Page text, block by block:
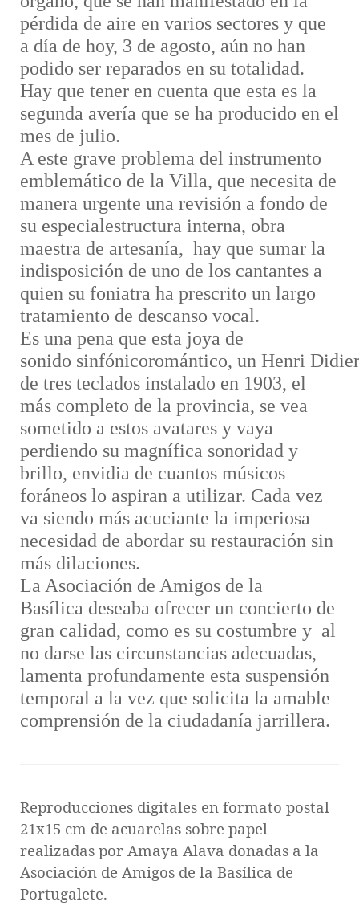
pérdida de aire en varios sectores y que
a día de hoy, 3 de agosto, aún no han
podido ser reparados en su totalidad.
Hay que tener en cuenta que esta es la
segunda avería que se ha producido en el
mes de julio.
A este grave problema del instrumento
emblemático de la Villa, que necesita de
manera urgente una revisión a fondo de
su especialestructura interna, obra
maestra de artesanía, hay que sumar la
indisposición de uno de los cantantes a
quien su foniatra ha prescrito un largo
tratamiento de descanso vocal.
Es una pena que esta joya de
sonido sinfónicoromántico, un Henri Didier
de tres teclados instalado en 1903, el
más completo de la provincia, se vea
sometido a estos avatares y vaya
perdiendo su magnífica sonoridad y
brillo, envidia de cuantos músicos
foráneos lo aspiran a utilizar. Cada vez
va siendo más acuciante la imperiosa
necesidad de abordar su restauración sin
más dilaciones.
La Asociación de Amigos de la
Basílica deseaba ofrecer un concierto de
gran calidad, como es su costumbre y al
no darse las circunstancias adecuadas,
lamenta profundamente esta suspensión
temporal a la vez que solicita la amable
comprensión de la ciudadanía jarrillera.
Reproducciones digitales en formato postal
21x15 cm de acuarelas sobre papel
realizadas por Amaya Alava donadas a la
Asociación de Amigos de la Basílica de
Portugalete.